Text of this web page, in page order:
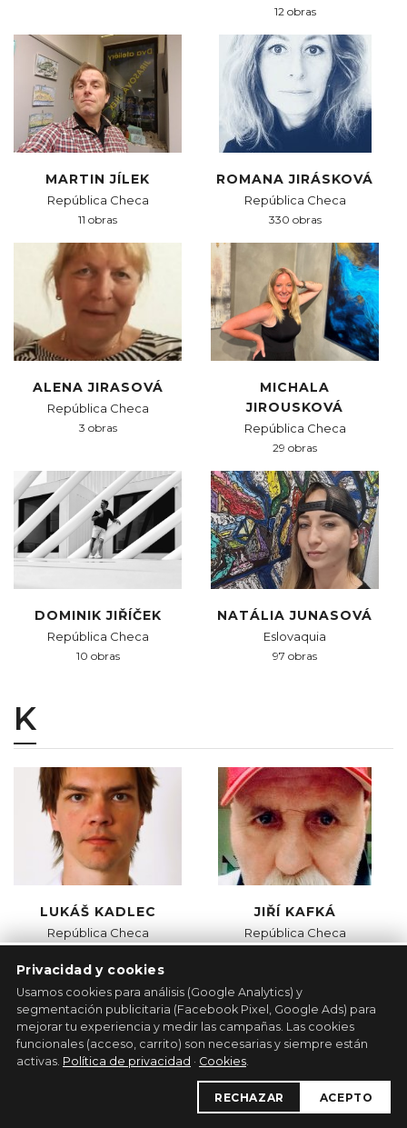
12 obras
MARTIN JÍLEK
República Checa
11 obras
ROMANA JIRÁSKOVÁ
República Checa
330 obras
ALENA JIRASOVÁ
República Checa
3 obras
MICHALA
JIROUSKOVÁ
República Checa
29 obras
DOMINIK JIŘÍČEK
República Checa
10 obras
NATÁLIA JUNASOVÁ
Eslovaquia
97 obras
K
LUKÁŠ KADLEC
República Checa
JIŘÍ KAFKÁ
República Checa
Privacidad y cookies
Usamos cookies para análisis (Google Analytics) y
segmentación publicitaria (Facebook Pixel, Google Ads) para
mejorar tu experiencia y medir las campañas. Las cookies
funcionales (acceso, carrito) son necesarias y siempre están
activas. Política de privacidad · Cookies.
RECHAZAR ACEPTO